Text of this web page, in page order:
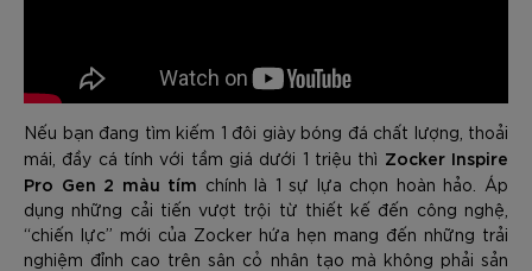
Nếu bạn đang tìm kiếm 1 đôi giày bóng đá chất lượng, thoải
mái, đầy cá tính với tầm giá dưới 1 triệu thì Zocker Inspire
Pro Gen 2 màu tím chính là 1 sự lựa chọn hoàn hảo. Áp
dụng những cải tiến vượt trội từ thiết kế đến công nghệ,
“chiến lực” mới của Zocker hứa hẹn mang đến những trải
nghiệm đỉnh cao trên sân cỏ nhân tạo mà không phải sản